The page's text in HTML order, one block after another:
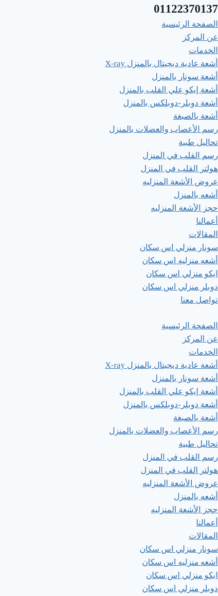
التجاوز
إلى
المحتوى
01122370137
الصفحة الرئيسية
عن المركز
الخدمات
أشعة عادية ديجيتال بالمنزل X-ray
أشعة سونار بالمنزل
أشعة إيكو علي القلب بالمنزل
أشعة دوبلر-دوبلكس بالمنزل​
أشعة بالصبغة
رسم الأعصاب والعضلات بالمنزل
تحاليل طبية
رسم القلب في المنزل
هولتر القلب في المنزل
عروض الأشعة المنزليه
أشعه بالمنزل
حجز الأشعة المنزليه
أعمالنا
المقالات
سونار منزلي اس سكان
أشعه منزليه اس سكان
ايكو منزلي اس سكان
دوبلر منزلي اس سكان
تواصل معنا
الصفحة الرئيسية
عن المركز
الخدمات
أشعة عادية ديجيتال بالمنزل X-ray
أشعة سونار بالمنزل
أشعة إيكو علي القلب بالمنزل
أشعة دوبلر-دوبلكس بالمنزل​
أشعة بالصبغة
رسم الأعصاب والعضلات بالمنزل
تحاليل طبية
رسم القلب في المنزل
هولتر القلب في المنزل
عروض الأشعة المنزليه
أشعه بالمنزل
حجز الأشعة المنزليه
أعمالنا
المقالات
سونار منزلي اس سكان
أشعه منزليه اس سكان
ايكو منزلي اس سكان
دوبلر منزلي اس سكان